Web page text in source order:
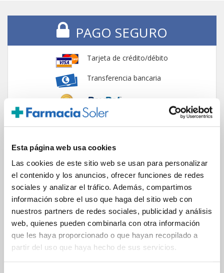
Esta página web usa cookies
Las cookies de este sitio web se usan para personalizar
el contenido y los anuncios, ofrecer funciones de redes
sociales y analizar el tráfico. Además, compartimos
información sobre el uso que haga del sitio web con
nuestros partners de redes sociales, publicidad y análisis
web, quienes pueden combinarla con otra información
que les haya proporcionado o que hayan recopilado a
partir del uso que haya hecho de sus servicios.
PAGO SEGURO
Tarjeta de crédito/débito
Transferencia bancaria
ENVIOS Y DESTINOS
ESPAÑA
Península
Islas Baleares